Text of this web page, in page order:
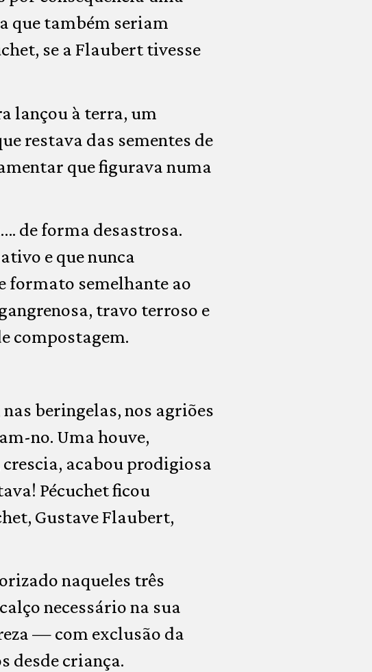
que também seriam
se a Flaubert tivesse
lançou à terra, um
restava das sementes de
que figurava numa
de forma desastrosa.
e que nunca
formato semelhante ao
travo terroso e
compostagem.
beringelas, nos agriões
no. Uma houve,
acabou prodigiosa
Pécuchet ficou
Gustave Flaubert,
naqueles três
necessário na sua
— com exclusão da
desde criança.